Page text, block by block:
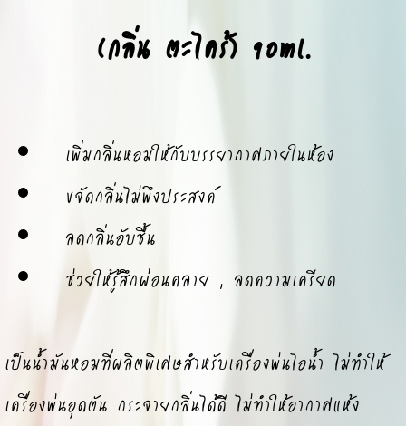
(กลิ่น ตะไคร้) 90ml.
เพิ่มกลิ่นหอมให้กับบรรยากาศภายในห้อง
ขจัดกลิ่นไม่พึงประสงค์
ลดกลิ่นอับชื้น
ช่วยให้รู้สึกผ่อนคลาย , ลดความเครียด
เป็นน้ำมันหอมที่ผลิตพิเศษสำหรับเครื่องพ่นไอน้ำ ไม่ทำให้
เครื่องพ่นอุดตัน กระจายกลิ่นได้ดี ไม่ทำให้อากาศแห้ง